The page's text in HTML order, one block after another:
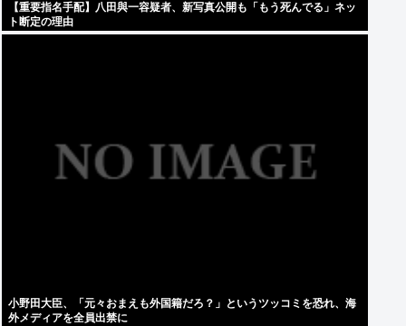
【重要指名手配】八田與一容疑者、新写真公開も「もう死んでる」ネッ
ト断定の理由
小野田大臣、「元々おまえも外国籍だろ？」というツッコミを恐れ、海
外メディアを全員出禁に